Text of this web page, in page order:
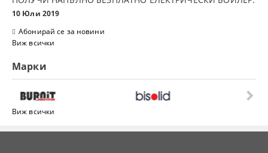
10 Юли 2019
Абонирай се за новини
Виж всички
Марки
Виж всички